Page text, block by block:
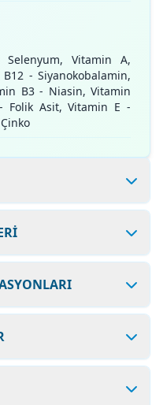
Selenyum, Vitamin A,
- Siyanokobalamin,
B3 - Niasin, Vitamin
Folik Asit, Vitamin E -